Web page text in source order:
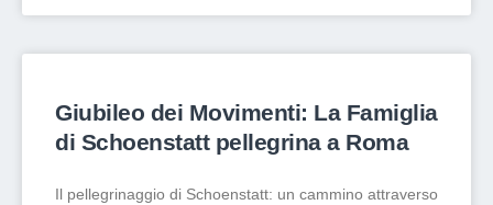
Giubileo dei Movimenti: La Famiglia
di Schoenstatt pellegrina a Roma
Il pellegrinaggio di Schoenstatt: un cammino attraverso